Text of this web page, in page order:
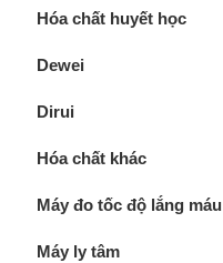
Hóa chất huyết học
Dewei
Dirui
Hóa chất khác
Máy đo tốc độ lắng máu
Máy ly tâm